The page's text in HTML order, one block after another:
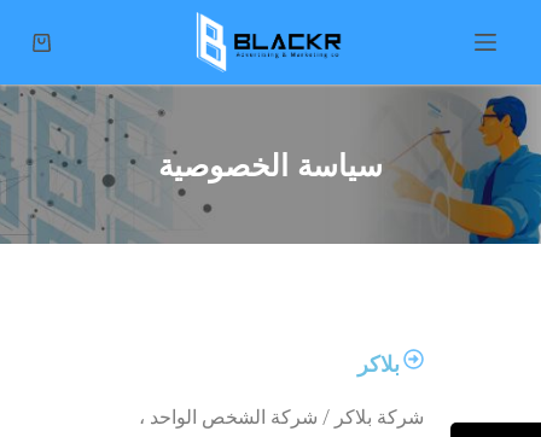
i
t
c
سياسة الخصوصية
بلاكر
شركة بلاكر / شركة الشخص الواحد ،